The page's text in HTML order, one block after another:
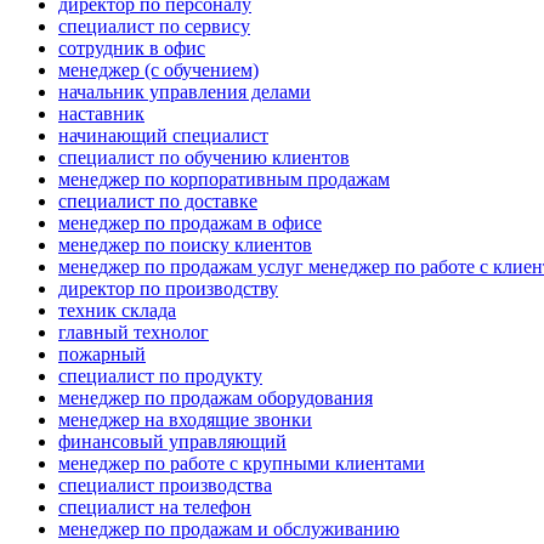
директор по персоналу
специалист по сервису
сотрудник в офис
менеджер (с обучением)
начальник управления делами
наставник
начинающий специалист
специалист по обучению клиентов
менеджер по корпоративным продажам
специалист по доставке
менеджер по продажам в офисе
менеджер по поиску клиентов
менеджер по продажам услуг менеджер по работе с
директор по производству
техник склада
главный технолог
пожарный
специалист по продукту
менеджер по продажам оборудования
менеджер на входящие звонки
финансовый управляющий
менеджер по работе с крупными клиентами
специалист производства
специалист на телефон
менеджер по продажам и обслуживанию